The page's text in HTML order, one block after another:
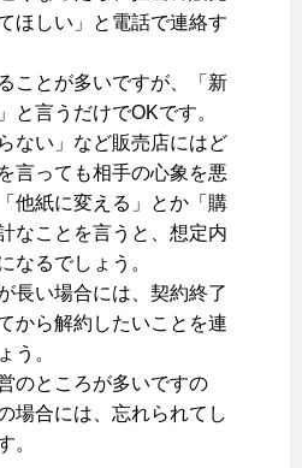
ほしい」と電話で連絡す
ことが多いですが、「新
と言うだけでOKです。
ない」など販売店にはど
言っても相手の心象を悪
他紙に変える」とか「購
なことを言うと、想定内
なるでしょう。
長い場合には、契約終了
から解約したいことを連
う。
のところが多いですの
場合には、忘れられてし
。